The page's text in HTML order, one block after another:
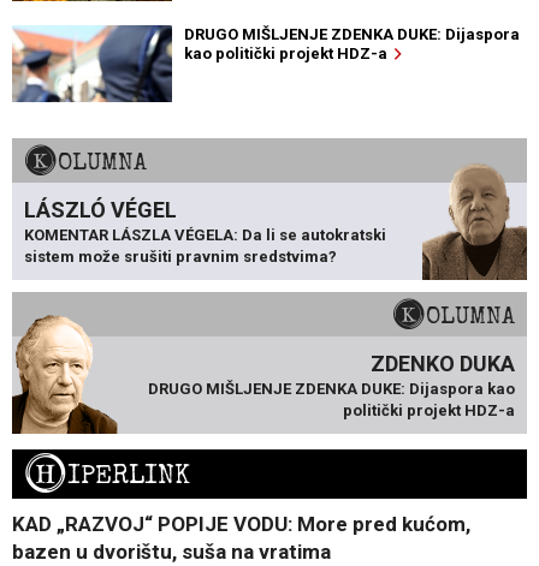
DRUGO MIŠLJENJE ZDENKA DUKE: Dijaspora
kao politički projekt HDZ-a
KOLUMNA
LÁSZLÓ VÉGEL
KOMENTAR LÁSZLA VÉGELA: Da li se autokratski
sistem može srušiti pravnim sredstvima?
KOLUMNA
ZDENKO DUKA
DRUGO MIŠLJENJE ZDENKA DUKE: Dijaspora kao
politički projekt HDZ-a
HIPERLINK
KAD „RAZVOJ“ POPIJE VODU: More pred kućom,
bazen u dvorištu, suša na vratima